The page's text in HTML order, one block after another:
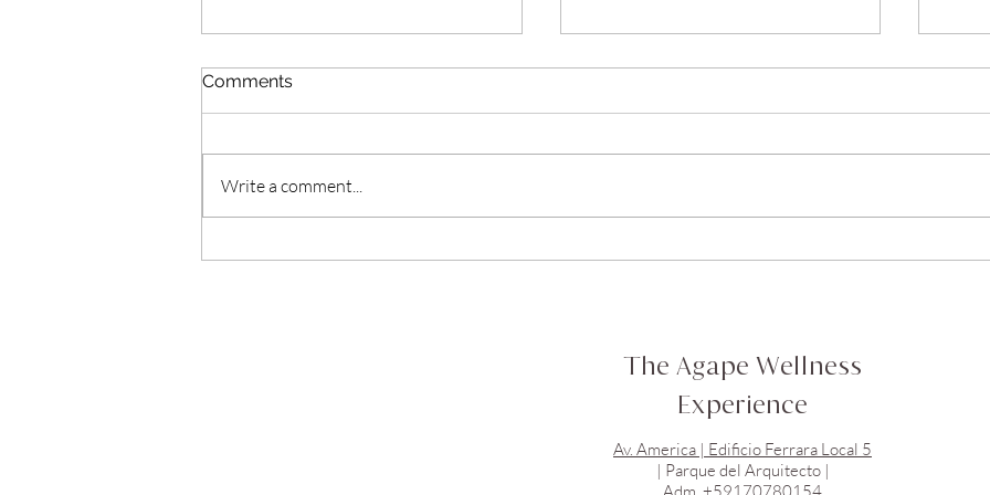
Comments
Write a comment...
The Agape Wellness
Experience
Av. America | Edificio Ferrara Local 5
| Parque del Arquitecto |